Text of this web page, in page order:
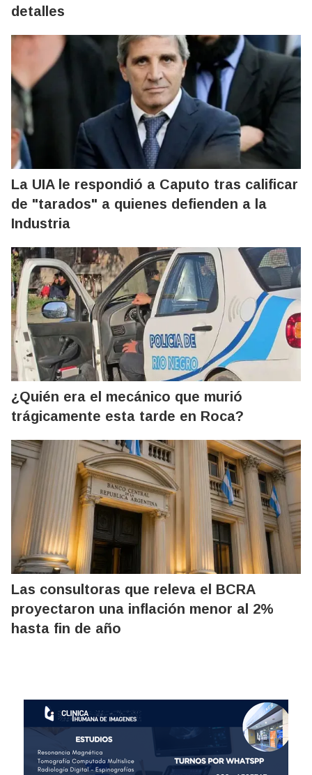
detalles
La UIA le respondió a Caputo tras calificar
de "tarados" a quienes defienden a la
Industria
¿Quién era el mecánico que murió
trágicamente esta tarde en Roca?
Las consultoras que releva el BCRA
proyectaron una inflación menor al 2%
hasta fin de año